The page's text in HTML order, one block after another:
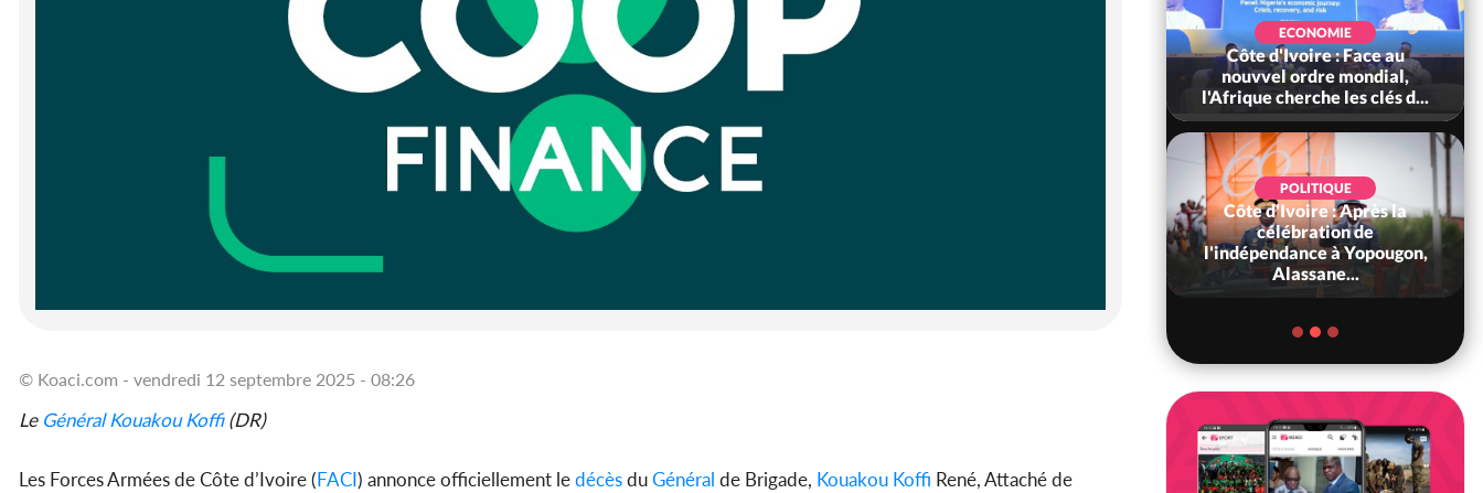
© Koaci.com - vendredi 12 septembre 2025 - 08:26
Le Général Kouakou Koffi(DR)
Les Forces Armées de Côte d’Ivoire (FACI) annonce officiellement ledécèsduGénéral de Brigade, Kouakou Koffi René, Attaché de
ECONOMIE
Côte d'Ivoire : Face au
nouvvel ordre mondial,
l'Afrique cherche les clés d...
POLITIQUE
Côte d'Ivoire : Après la
célébration de
l'indépendance à Yopougon,
Alassane...